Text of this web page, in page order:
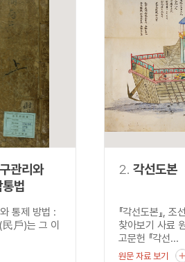
연산자 사용안내
정조 AND 정약용
“정조”와 “정약
색
정조 OR 정약용 “정조” 또는 “정
정조 NOT 정약용
“정조”가 나온
료를 검색
개의 연산자를 사용할 수 있습니다.
관리와
법
통제 방법 :
戶)는 그 이
2. 각선도본
『각선도본』,
찾아보기 사료
고문헌 『각선...
원문 자료 보기